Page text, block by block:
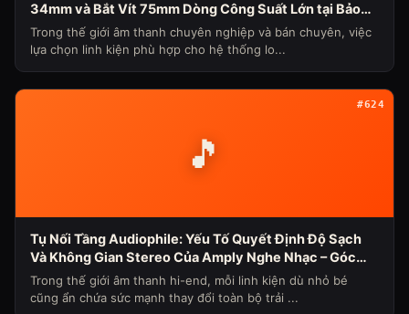
34mm và Bắt Vít 75mm Dòng Công Suất Lớn tại Bảo
Hùng Audio (Chủ đề loa máy ngày 339)
Trong thế giới âm thanh chuyên nghiệp và bán chuyên, việc
lựa chọn linh kiện phù hợp cho hệ thống lo...
🎵
#624
Tụ Nối Tầng Audiophile: Yếu Tố Quyết Định Độ Sạch
Và Không Gian Stereo Của Amply Nghe Nhạc – Góc
Nhìn Chuyên Gia Từ Bảo Hùng Audio
Trong thế giới âm thanh hi-end, mỗi linh kiện dù nhỏ bé
cũng ẩn chứa sức mạnh thay đổi toàn bộ trải ...